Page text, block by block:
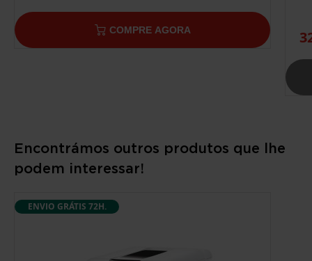
COMPRE AGORA
Encontrámos outros produtos que lhe
podem interessar!
ENVIO GRÁTIS 72H.